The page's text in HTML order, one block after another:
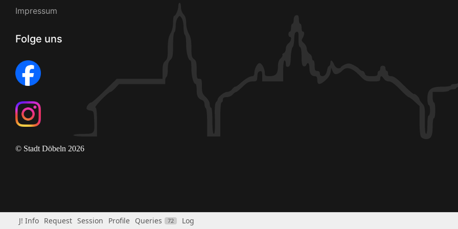
Impressum
Folge uns
© Stadt Döbeln 2026
J! Info Request Session Profile Queries 72 Log